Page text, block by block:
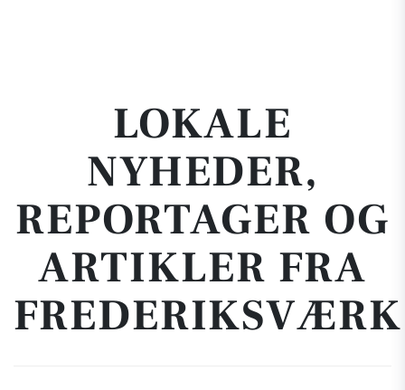
LOKALE
NYHEDER,
REPORTAGER OG
ARTIKLER FRA
FREDERIKSVÆRK